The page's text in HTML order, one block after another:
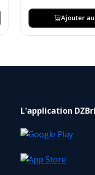
Ajouter
L'application